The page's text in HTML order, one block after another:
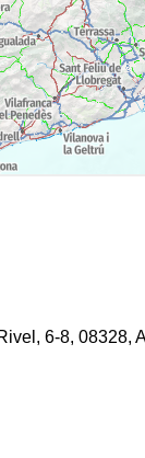
6-8, 08328,